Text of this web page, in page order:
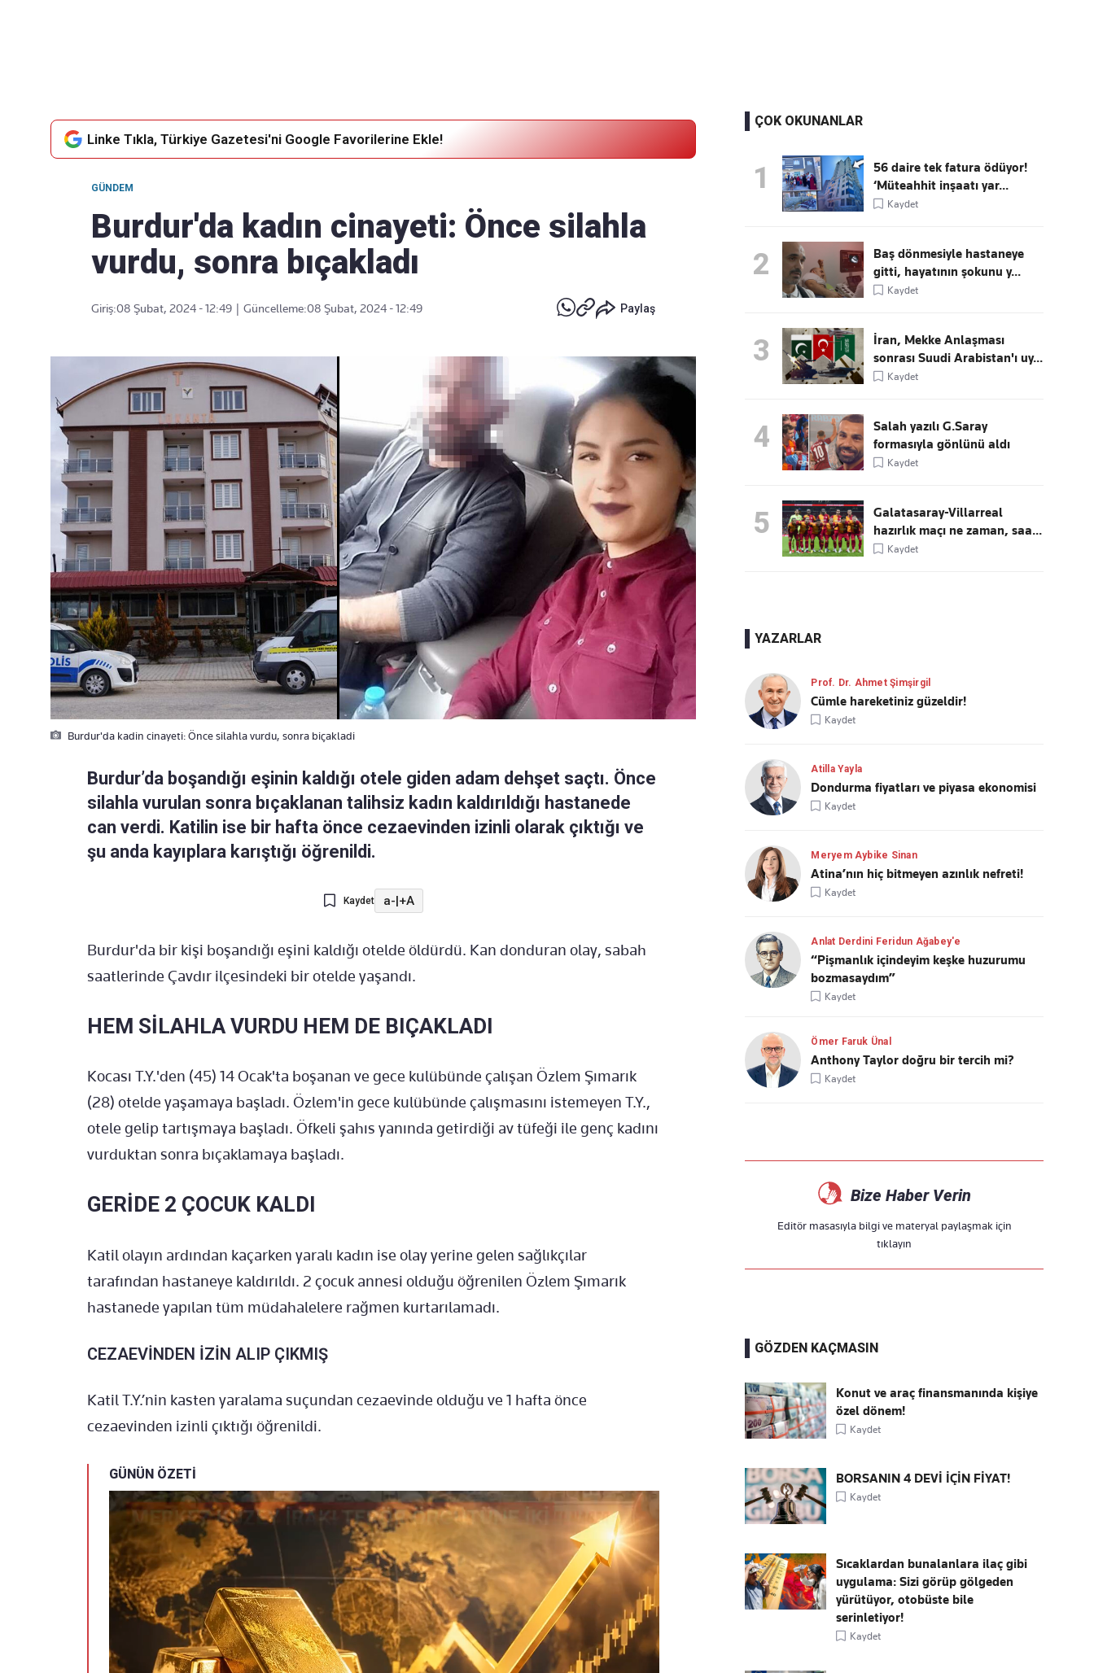
Linke Tıkla, Türkiye Gazetesi'ni Google Favorilerine Ekle!
GÜNDEM
Burdur'da kadın cinayeti: Önce silahla
vurdu, sonra bıçakladı
Giriş:08 Şubat, 2024 - 12:49 Güncelleme:08 Şubat, 2024 - 12:49 Paylaş
Burdur'da kadin cinayeti: Önce silahla vurdu, sonra biçakladi
Burdur’da boşandığı eşinin kaldığı otele giden adam dehşet saçtı. Önce
silahla vurulan sonra bıçaklanan talihsiz kadın kaldırıldığı hastanede
can verdi. Katilin ise bir hafta önce cezaevinden izinli olarak çıktığı ve
şu anda kayıplara karıştığı öğrenildi.
Kaydet a-|+A
Burdur'da bir kişi boşandığı eşini kaldığı otelde öldürdü. Kan donduran olay, sabah
saatlerinde Çavdır ilçesindeki bir otelde yaşandı.
HEM SİLAHLA VURDU HEM DE BIÇAKLADI
Kocası T.Y.'den (45) 14 Ocak'ta boşanan ve gece kulübünde çalışan Özlem Şımarık
(28) otelde yaşamaya başladı. Özlem'in gece kulübünde çalışmasını istemeyen T.Y.,
otele gelip tartışmaya başladı. Öfkeli şahıs yanında getirdiği av tüfeği ile genç kadını
vurduktan sonra bıçaklamaya başladı.
GERİDE 2 ÇOCUK KALDI
Katil olayın ardından kaçarken yaralı kadın ise olay yerine gelen sağlıkçılar
tarafından hastaneye kaldırıldı. 2 çocuk annesi olduğu öğrenilen Özlem Şımarık
hastanede yapılan tüm müdahalelere rağmen kurtarılamadı.
CEZAEVİNDEN İZİN ALIP ÇIKMIŞ
Katil T.Y.’nin kasten yaralama suçundan cezaevinde olduğu ve 1 hafta önce
cezaevinden izinli çıktığı öğrenildi.
GÜNÜN ÖZETİ
ÇOK OKUNANLAR
1
56 daire tek fatura ödüyor!
‘Müteahhit inşaatı yar...
Kaydet
2
Baş dönmesiyle hastaneye
gitti, hayatının şokunu y...
Kaydet
3
İran, Mekke Anlaşması
sonrası Suudi Arabistan'ı uy...
Kaydet
4
Salah yazılı G.Saray
formasıyla gönlünü aldı
Kaydet
5
Galatasaray-Villarreal
hazırlık maçı ne zaman, saa...
Kaydet
YAZARLAR
Prof. Dr. Ahmet Şimşirgil
Cümle hareketiniz güzeldir!
Kaydet
Atilla Yayla
Dondurma fiyatları ve piyasa ekonomisi
Kaydet
Meryem Aybike Sinan
Atina’nın hiç bitmeyen azınlık nefreti!
Kaydet
Anlat Derdini Feridun Ağabey'e
“Pişmanlık içindeyim keşke huzurumu
bozmasaydım”
Kaydet
Ömer Faruk Ünal
Anthony Taylor doğru bir tercih mi?
Kaydet
Bize Haber Verin
Editör masasıyla bilgi ve materyal paylaşmak için
tıklayın
GÖZDEN KAÇMASIN
Konut ve araç finansmanında kişiye
özel dönem!
Kaydet
BORSANIN 4 DEVİ İÇİN FİYAT!
Kaydet
Sıcaklardan bunalanlara ilaç gibi
uygulama: Sizi görüp gölgeden
yürütüyor, otobüste bile
serinletiyor!
Kaydet